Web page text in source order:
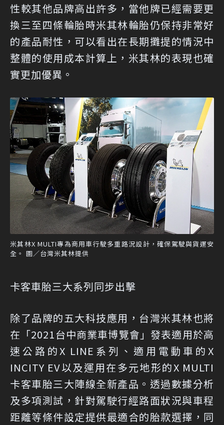
性較其他品牌高出許多，當他牌已經需要更
換三至四條輪胎時米其林輪胎仍保持非常好
的產品耐性，可以看出在長期攤提的情況中
整體的使用成本計算上，米其林的表現也確
實更加優異。
米其林X MULTI專為商用車行駛多重路況設計，確保駕駛與貨運安
全。 圖／台灣米其林提供
卡客車胎三大系列同步出擊
除了品牌的五大科技應用，台灣米其林也將
在「2021台中商業車博覽會」發表適用於高
速公路的X LINE系列、適用電動車的X
INCITY EV以及運用在多元地形的X MULTI
卡客車胎三大陣線全新產品。透過數據分析
及多項測試，針對駕駛行經路面狀況與車程
距離等條件設定提供最適合的胎款選擇，同